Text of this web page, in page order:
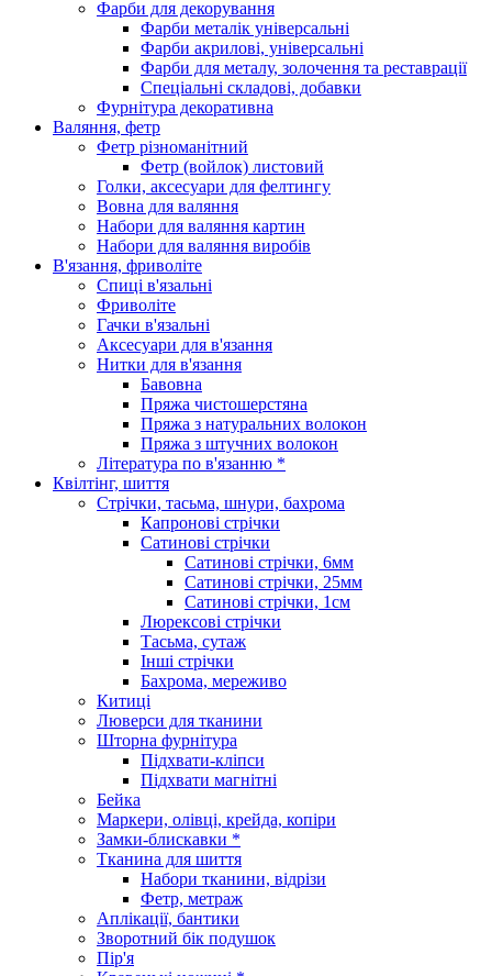
Фарби для декорування
Фарби металік універсальні
Фарби акрилові, універсальні
Фарби для металу, золочення та реставрації
Спеціальні складові, добавки
Фурнітура декоративна
Валяння, фетр
Фетр різноманітний
Фетр (войлок) листовий
Голки, аксесуари для фелтингу
Вовна для валяння
Набори для валяння картин
Набори для валяння виробів
В'язання, фриволіте
Спиці в'язальні
Фриволіте
Гачки в'язальні
Аксесуари для в'язання
Нитки для в'язання
Бавовна
Пряжа чистошерстяна
Пряжа з натуральних волокон
Пряжа з штучних волокон
Література по в'язанню *
Квілтінг, шиття
Стрічки, тасьма, шнури, бахрома
Капронові стрічки
Сатинові стрічки
Сатинові стрічки, 6мм
Сатинові стрічки, 25мм
Сатинові стрічки, 1см
Люрексові стрічки
Тасьма, сутаж
Інші стрічки
Бахрома, мереживо
Китиці
Люверси для тканини
Шторна фурнітура
Підхвати-кліпси
Підхвати магнітні
Бейка
Маркери, олівці, крейда, копіри
Замки-блискавки *
Тканина для шиття
Набори тканини, відрізи
Фетр, метраж
Аплікації, бантики
Зворотний бік подушок
Пір'я